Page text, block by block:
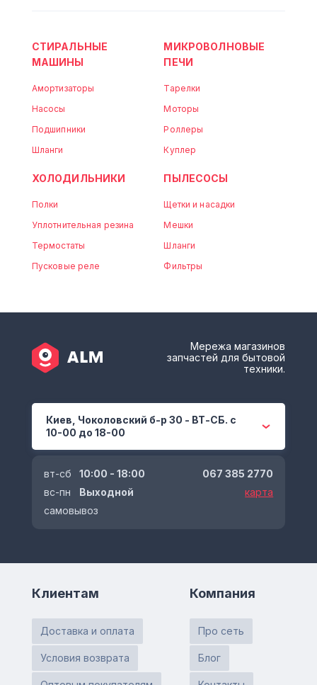
СТИРАЛЬНЫЕ
МАШИНЫ
Амортизаторы
Насосы
Подшипники
Шланги
МИКРОВОЛНОВЫЕ
ПЕЧИ
Тарелки
Моторы
Роллеры
Куплер
ХОЛОДИЛЬНИКИ
Полки
Уплотнительная резина
Термостаты
Пусковые реле
ПЫЛЕСОСЫ
Щетки и насадки
Мешки
Шланги
Фильтры
Мережа магазинов
запчастей для бытовой
техники.
Киев, Чоколовский б-р 30 - ВТ-СБ. с
10-00 до 18-00
вт-сб
10:00 - 18:00
вс-пн
Выходной
самовывоз
067 385 2770
карта
Клиентам
Доставка и оплата
Условия возврата
Компания
Про сеть
Блог